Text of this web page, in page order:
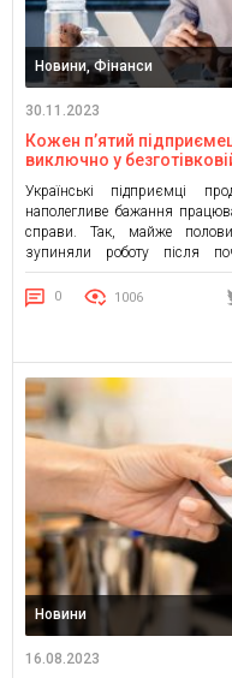
Новини, Фінанси
30.11.2023
Кожен п’ятий
виключно у
Українські підприємці
наполегливе бажання
справи. Так, майже
зупиняли роботу після
відновити свою діяльність
зможуть повернутися до
років. Такі результати
0 1006
Новини
16.08.2023